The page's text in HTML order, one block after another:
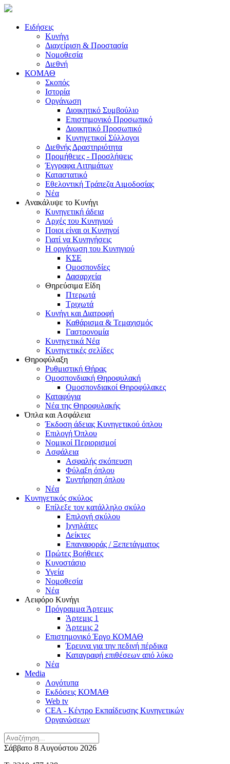
Ειδήσεις
Κυνήγι
Διαχείριση & Προστασία
Νομοθεσία
Διεθνή
ΚΟΜΑΘ
Σκοπός
Ιστορία
Οργάνωση
Διοικητικό Συμβούλιο
Επιστημονικό Προσωπικό
Διοικητικό Προσωπικό
Κυνηγετικοί Σύλλογοι
Διεθνής Δραστηριότητα
Προμήθειες - Προσλήψεις
Έγγραφα Αιτημάτων
Καταστατικό
Εθελοντική Τράπεζα Αιμοδοσίας
Νέα
Ανακάλυψε το Κυνήγι
Κυνηγετική άδεια
Αρχές του Κυνηγιού
Ποιοι είναι οι Κυνηγοί
Γιατί να Κυνηγήσεις
Η οργάνωση του Κυνηγιού
ΚΣΕ
Ομοσπονδίες
Δασαρχεία
Θηρεύσιμα Είδη
Πτερωτά
Τριχωτά
Κυνήγι και Διατροφή
Καθάρισμα & Τεμαχισμός
Γαστρονομία
Κυνηγετικά Νέα
Κυνηγετικές σελίδες
Θηροφύλαξη
Ρυθμιστική Θήρας
Ομοσπονδιακή Θηροφυλακή
Oμοσπονδιακοί Θηροφύλακες
Καταφύγια
Νέα της Θηροφυλακής
Όπλα και Ασφάλεια
Έκδοση άδειας Κυνηγετικού όπλου
Επιλογή Όπλου
Νομικοί Περιορισμοί
Ασφάλεια
Ασφαλής σκόπευση
Φύλαξη όπλου
Συντήρηση όπλου
Νέα
Κυνηγετικός σκύλος
Επίλεξε τον κατάλληλο σκύλο
Επιλογή σκύλου
Ιχνηλάτες
Δείκτες
Επαναφοράς / Ξεπετάγματος
Πρώτες Βοήθειες
Κυνοστάσιο
Υγεία
Νομοθεσία
Νέα
Αειφόρο Κυνήγι
Πρόγραμμα Άρτεμις
Άρτεμις 1
Άρτεμις 2
Επιστημονικό Έργο ΚΟΜΑΘ
Έρευνα για την πεδινή πέρδικα
Καταγραφή επιθέσεων από λύκο
Νέα
Media
Λογότυπα
Εκδόσεις ΚΟΜΑΘ
Web tv
CEA - Κέντρο Εκπαίδευσης Κυνηγετικών
Οργανώσεων
Σάββατο 8 Αυγούστου 2026